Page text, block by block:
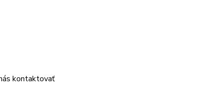
kontaktovať